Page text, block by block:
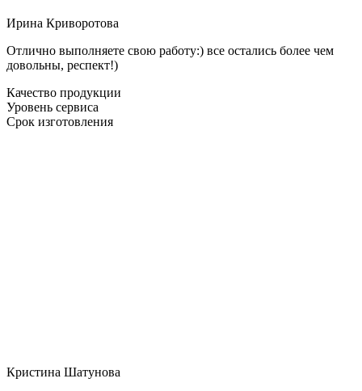
Ирина Криворотова
Отлично выполняете свою работу:) все остались более чем
довольны, респект!)
Качество продукции
Уровень сервиса
Срок изготовления
Кристина Шатунова